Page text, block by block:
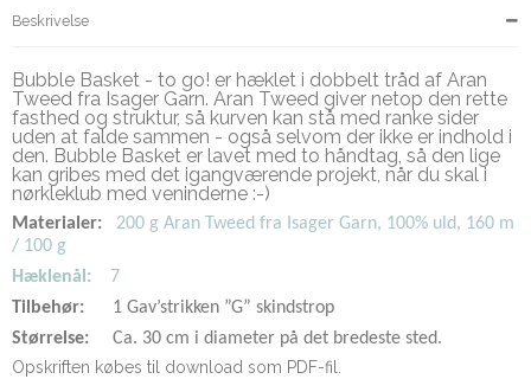
Beskrivelse
Bubble Basket - to go! er hæklet i dobbelt tråd af Aran
Tweed fra Isager Garn. Aran Tweed giver netop den rette
fasthed og struktur, så kurven kan stå med ranke sider
uden at falde sammen - også selvom der ikke er indhold i
den. Bubble Basket er lavet med to håndtag, så den lige
kan gribes med det igangværende projekt, når du skal i
nørkleklub med veninderne :-)
Materialer: 200 g Aran Tweed fra Isager Garn, 100% uld, 160 m
/ 100 g
Hæklenål: 7
Tilbehør: 1 Gav’strikken ”G” skindstrop
Størrelse:Ca. 30 cm i diameter på det bredeste sted.
Opskriften købes til download som PDF-fil.